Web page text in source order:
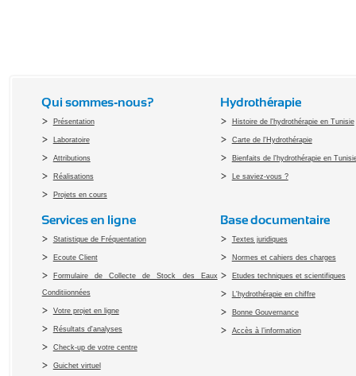
Qui sommes-nous?
Présentation
Laboratoire
Attributions
Réalisations
Projets en cours
Hydrothérapie
Histoire de l'hydrothérapie en Tunisie
Carte de l'Hydrothérapie
Bienfaits de l'hydrothérapie en
Le saviez-vous ?
Services en ligne
Statistique de Fréquentation
Ecoute Client
Formulaire de Collecte de Stock des Eaux
Conditiionnées
Votre projet en ligne
Résultats d'analyses
Check-up de votre centre
Guichet virtuel
Base documentaire
Textes juridiques
Normes et cahiers des charges
Etudes techniques et scientifiques
L'hydrothérapie en chiffre
Bonne Gouvernance
Accès à l’information